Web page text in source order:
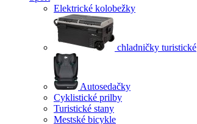
Elektrické kolobežky
chladničky turistické
Autosedačky
Cyklistické prilby
Turistické stany
Mestské bicykle